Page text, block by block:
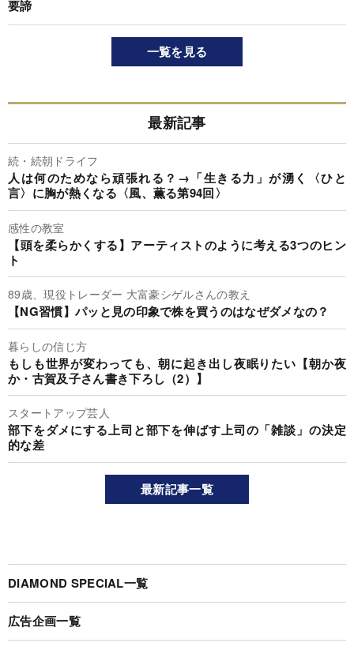
要諦
一覧を見る
最新記事
続・続朝ドライフ
人は何のためなら頑張れる？→「生きる力」が湧く〈ひと
言〉に胸が熱くなる〈風、薫る第94回〉
感性の教室
【頭を柔らかくする】アーティストのように考える3つのヒン
ト
89歳、現役トレーダー 大富豪シゲルさんの教え
【NG習慣】パッと見の印象で株を買うのはなぜダメなの？
暮らしの信じ方
もしも世界が変わっても、朝に起き出し夜眠りたい【朝か夜
か・古賀及子さん書き下ろし（2）】
スタートアップ芸人
部下をダメにする上司と部下を伸ばす上司の「雑談」の決定
的な差
最新記事一覧
DIAMOND SPECIAL一覧
広告企画一覧